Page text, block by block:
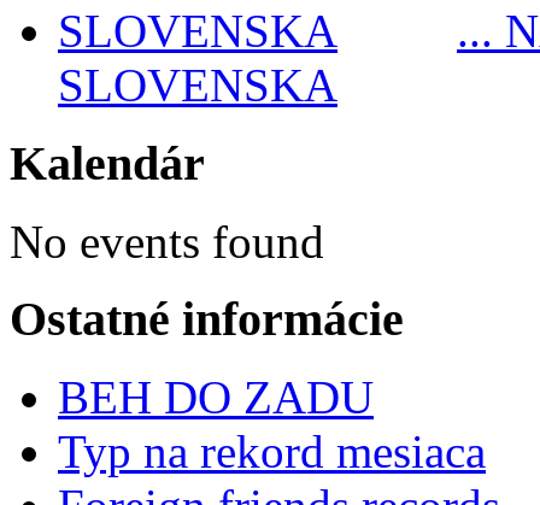
...
SLOVENSKA
Kalendár
No events found
Ostatné informácie
BEH DO ZADU
Typ na rekord mesiaca